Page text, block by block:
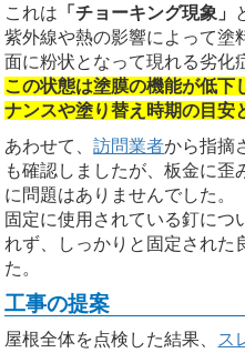
これは 「チョーキング現象」
紫外線や熱の影響によって塗
面に粉状となって現れる劣化
この状態は塗膜の機能が低下
ナンスや塗り替え時期の目安
あわせて、訪問業者から指摘
も確認しましたが、板金に
に問題はありませんでした。
固定に使用されている釘につ
れず、しっかりと固定された
た。
工事の提案
屋根全体を点検した結果、 ス